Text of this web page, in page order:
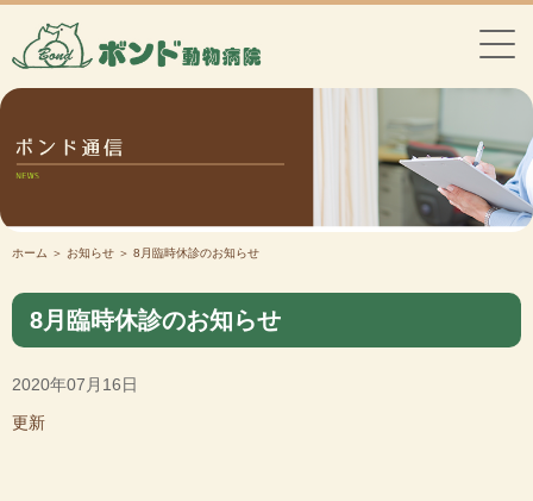
ホーム ＞ お知らせ ＞ 8月臨時休診のお知らせ
8月臨時休診のお知らせ
2020年07月16日
更新